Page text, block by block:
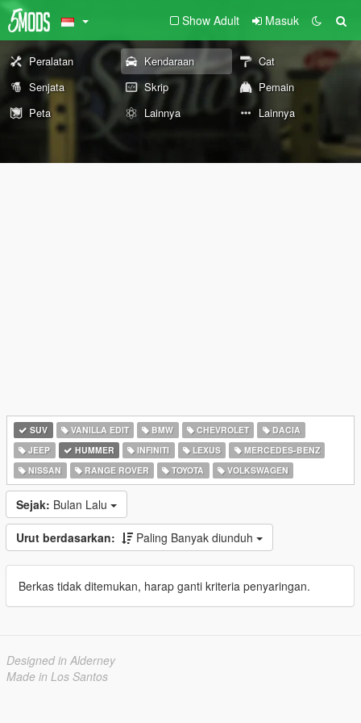
Show Adult Masuk
Peralatan Kendaraan
Cat
Senjata
Skrip
Pemain
Peta
Lainnya Lainnya
SUV VANILLA EDIT BMW CHEVROLET
DACIA
JEEP
HUMMER INFINITI LEXUS
MERCEDES-BENZ
NISSAN
RANGE ROVER TOYOTA VOLKSWAGEN
Sejak: Bulan Lalu
Urut berdasarkan: Paling Banyak diunduh
Berkas tidak ditemukan, harap ganti kriteria penyaringan.
Designed in Alderney
Made in Los Santos